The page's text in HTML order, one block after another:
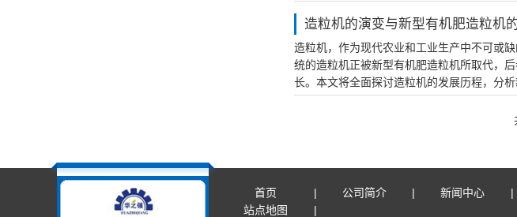
造粒机的演变与新型有机肥造粒机
造粒机，作为现代农业和工业生产中不可或
统的造粒机正被新型有机肥造粒机所取代，
长。本文将全面探讨造粒机的发展历程，分
首页 公司简介 新闻中心
站点地图